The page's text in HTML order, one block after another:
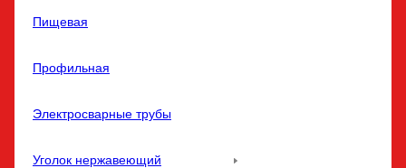
Пищевая
Профильная
Электросварные трубы
Уголок нержавеющий